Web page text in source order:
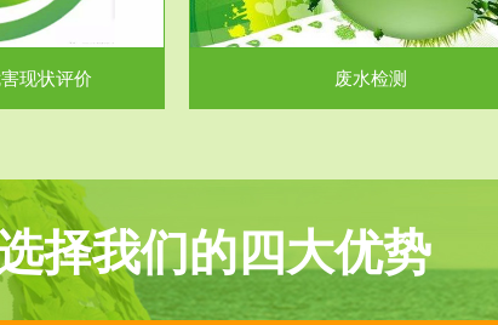
现状评价
水、污水...
废水检测
气。有机废气主要包括...
择我们的四大优势